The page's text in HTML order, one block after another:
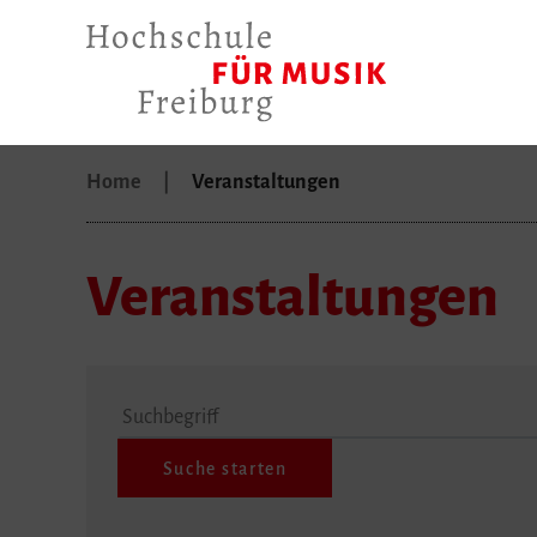
Home Veranstaltungen
Veranstaltungen
Suchbegriff